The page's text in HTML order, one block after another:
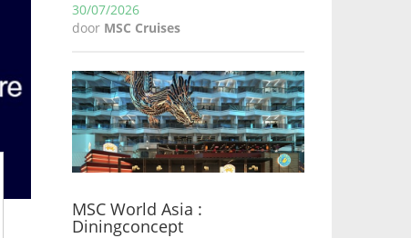
30/07/2026
door MSC Cruises
MSC World Asia :
Diningconcept